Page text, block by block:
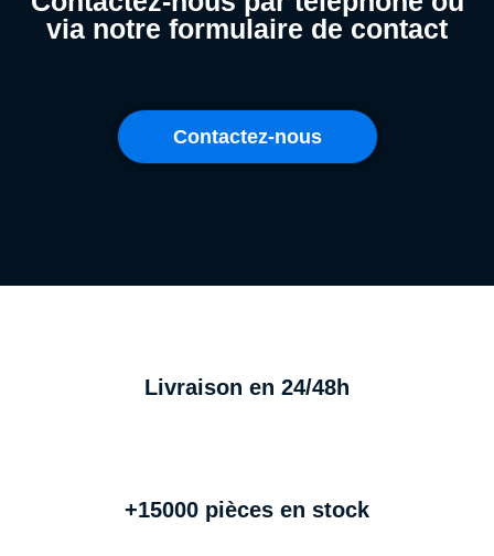
via notre formulaire de contact
Contactez-nous
Livraison en 24/48h
+15000 pièces en stock